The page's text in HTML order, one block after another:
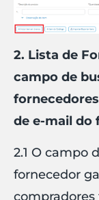
2. Lista de
campo de
de e-mail do
2.1 O campo
fornecedor